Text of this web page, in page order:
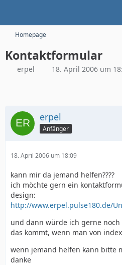
Homepage
Kontaktformular
erpel 18. April 2006 um
erpel
Anfänger
18. April 2006 um 18:09
kann mir da jemand helfen????
ich möchte gern ein
design:
http://www.erpel.pulse180.de/
und dann würde ich gerne
das kommt, wenn man von
wenn jemand helfen kann bitte
danke